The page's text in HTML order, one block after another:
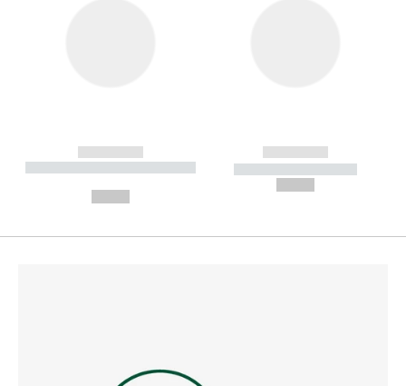
------------
----------- ----------- --------
------------
----------- -----------